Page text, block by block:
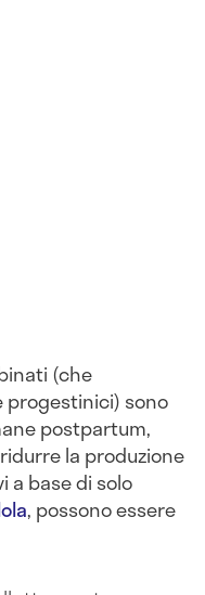
(che
progestinici) sono
postpartum,
la produzione
a base di solo
, possono essere